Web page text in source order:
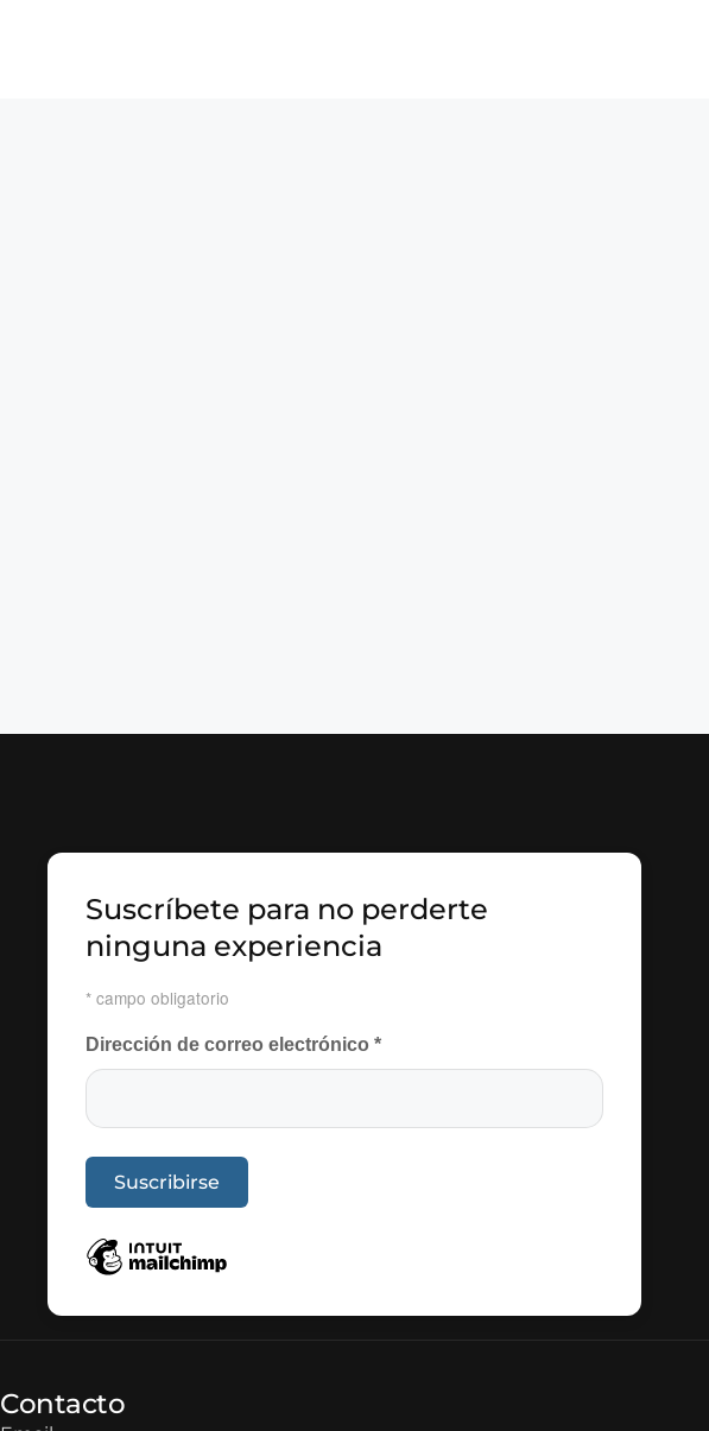
Suscríbete para no perderte
ninguna experiencia
*campo obligatorio
Dirección de correo electrónico *
Contacto